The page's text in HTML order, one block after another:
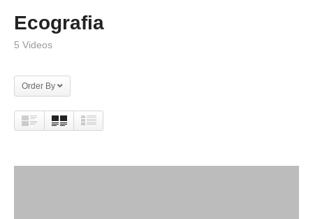
Ecografia
5 Videos
Order By